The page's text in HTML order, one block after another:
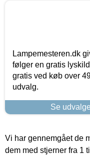
Lampemesteren.dk
følger en gratis
gratis ved køb over
udvalg.
Se
Vi har gennemgået de
dem med stjerner fra 1